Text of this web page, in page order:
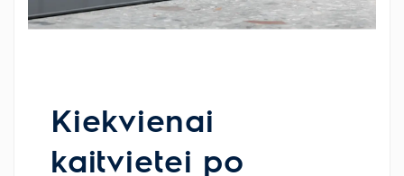
Kiekvienai
kaitvietei po